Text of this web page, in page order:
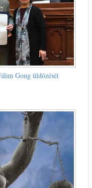
Gong üldözését